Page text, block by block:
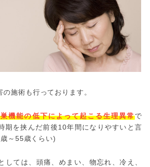
施術も行っております。
機能の低下によって起こる生理異常で
期を挟んだ前後10年間になりやすいと言
～55歳くらい)
しては、頭痛、めまい、物忘れ、冷え、